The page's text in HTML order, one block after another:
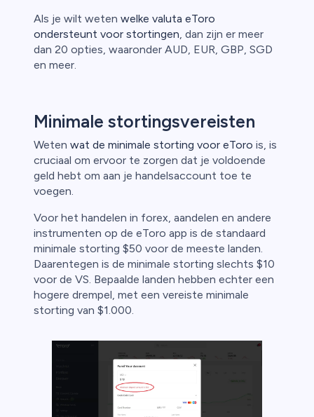
Als je wilt weten welke valuta eToro
ondersteunt voor stortingen, dan zijn er meer
dan 20 opties, waaronder AUD, EUR, GBP, SGD
en meer.
Minimale stortingsvereisten
Weten wat de minimale storting voor eToro is, is
cruciaal om ervoor te zorgen dat je voldoende
geld hebt om aan je handelsaccount toe te
voegen.
Voor het handelen in forex, aandelen en andere
instrumenten op de eToro app is de standaard
minimale storting $50 voor de meeste landen.
Daarentegen is de minimale storting slechts $10
voor de VS. Bepaalde landen hebben echter een
hogere drempel, met een vereiste minimale
storting van $1.000.